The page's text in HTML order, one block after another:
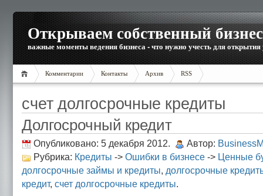
Открываем собственный бизнес
важные моменты ведения бизнеса - что нужно учесть для открытия
Комментарии Контакты Архив RSS
счет долгосрочные кредиты
Долгосрочный кредит
Опубликовано: 5 декабря 2012. Автор:
Рубрика: Кредиты -> Ошибки в бизнесе -> Ценные
долгосрочные займы и кредиты, долгосрочные
кредит, счет долгосрочные кредиты.